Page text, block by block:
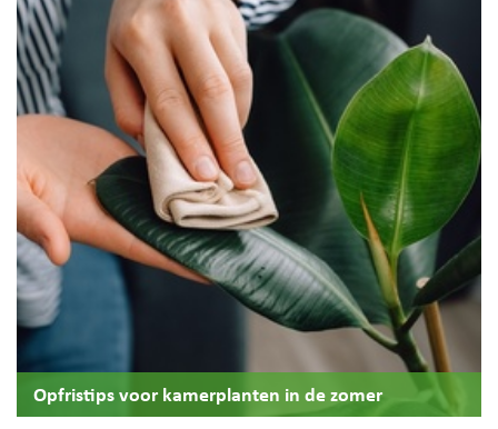
Opfristips voor kamerplanten in de zomer